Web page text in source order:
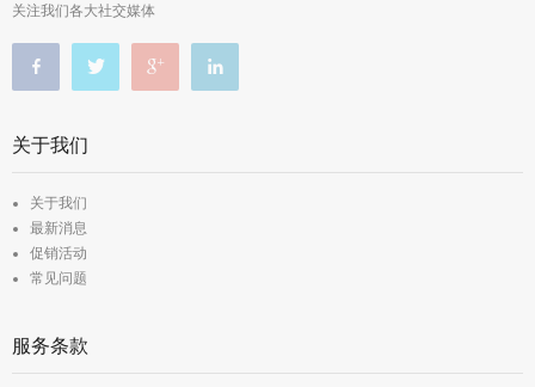
关注我们各大社交媒体
关于我们
关于我们
最新消息
促销活动
常见问题
服务条款